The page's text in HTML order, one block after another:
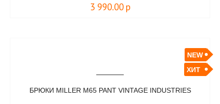
3 990.00 р
NEW
ХИТ
БРЮКИ MILLER M65 PANT VINTAGE INDUSTRIES